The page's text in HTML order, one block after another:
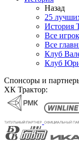
Назад
25
История
Все
Все
Клуб
Клуб
Спонсоры и
ХК Трактор: